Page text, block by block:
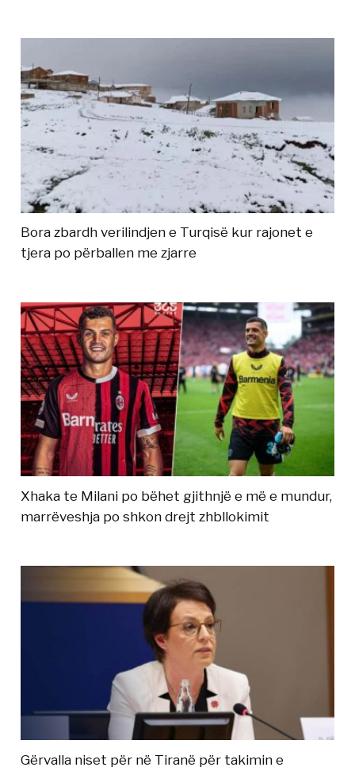
Bora zbardh verilindjen e Turqisë kur rajonet e
tjera po përballen me zjarre
Xhaka te Milani po bëhet gjithnjë e më e mundur,
marrëveshja po shkon drejt zhbllokimit
Gërvalla niset për në Tiranë për takimin e